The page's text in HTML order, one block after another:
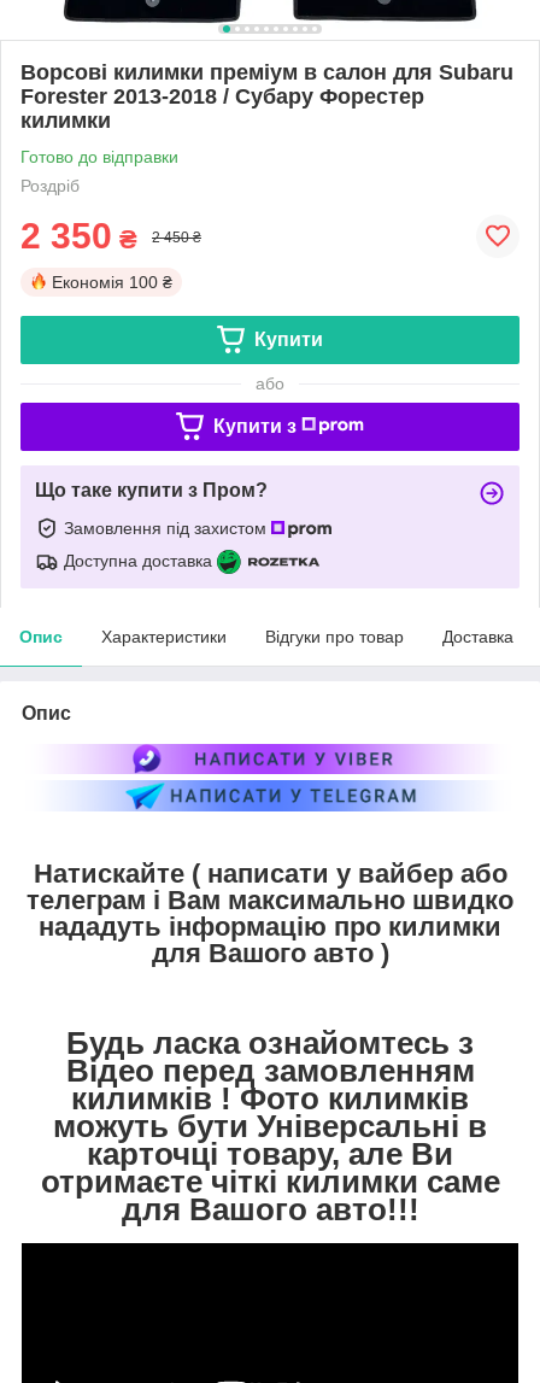
Ворсові килимки преміум в салон для Subaru
Forester 2013-2018 / Субару Форестер
килимки
Готово до відправки
Роздріб
2 350 ₴ 2 450 ₴
Економія 100 ₴
Купити
або
Купити з
Що таке купити з Пром?
Замовлення під захистом
Доступна доставка
Опис Характеристики Відгуки про товар Доставка
Опис
Натискайте ( написати у вайбер або
телеграм і Вам максимально швидко
нададуть інформацію про килимки
для Вашого авто )
Будь ласка ознайомтесь з
Відео перед замовленням
килимків ! Фото килимків
можуть бути Універсальні в
карточці товару, але Ви
отримаєте чіткі килимки саме
для Вашого авто!!!